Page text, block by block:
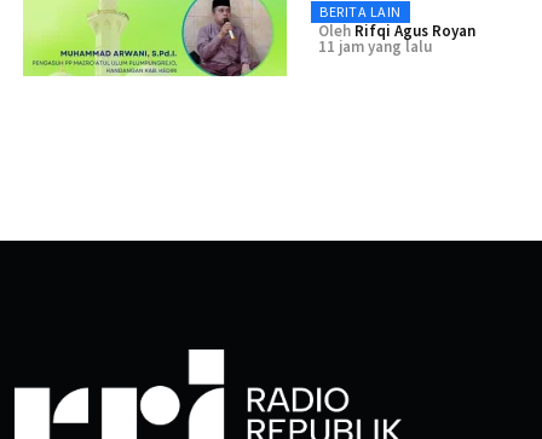
BERITA LAIN
Oleh Rifqi Agus Royan
11 jam yang lalu